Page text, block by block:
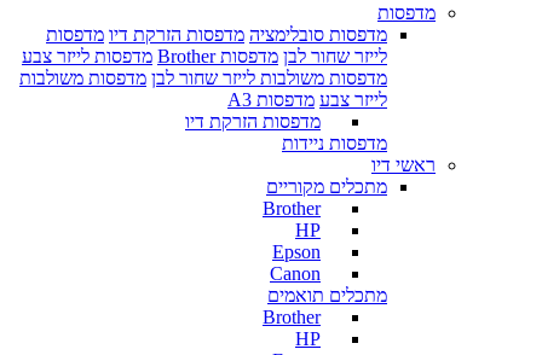
מדפסות
מדפסות סובלימציה מדפסות הזרקת דיו מדפסות
לייזר שחור לבן מדפסות Brother
מדפסות לייזר צבע
מדפסות משולבות לייזר שחור לבן מדפסות משולבות
לייזר צבע מדפסות A3
מדפסות הזרקת דיו
מדפסות ניידות
ראשי דיו
מתכלים מקוריים
Brother
HP
Epson
Canon
מתכלים תואמים
Brother
HP